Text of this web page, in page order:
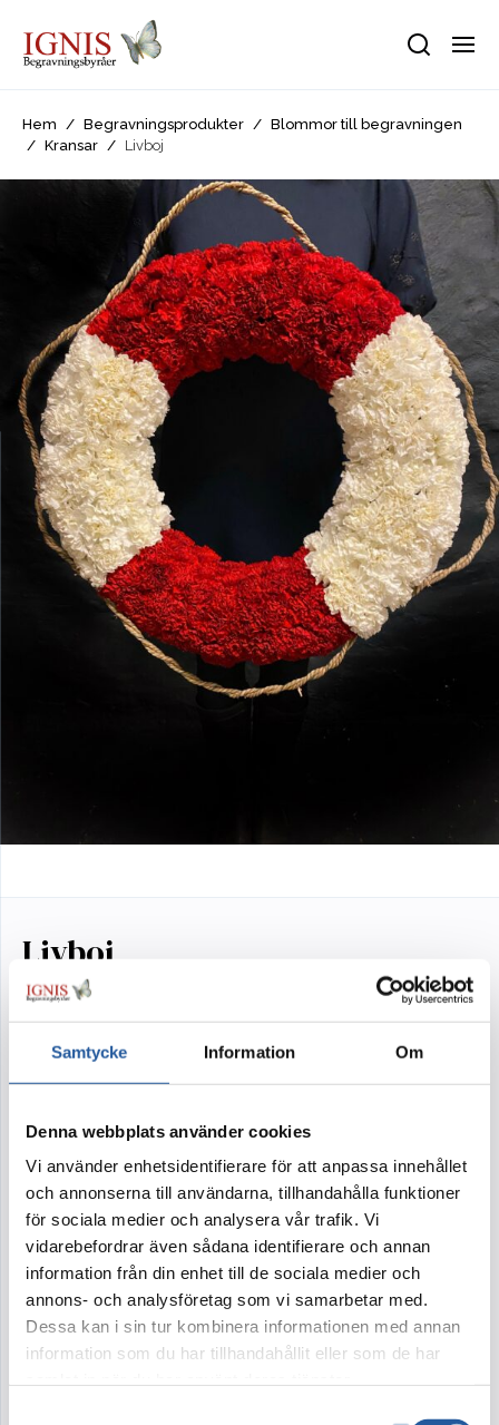
Samtycke Information Om
Denna webbplats använder cookies
Vi använder enhetsidentifierare för att anpassa innehållet
och annonserna till användarna, tillhandahålla funktioner
för sociala medier och analysera vår trafik. Vi
vidarebefordrar även sådana identifierare och annan
information från din enhet till de sociala medier och
annons- och analysföretag som vi samarbetar med.
Dessa kan i sin tur kombinera informationen med annan
information som du har tillhandahållit eller som de har
Hem / Begravningsprodukter /
Blommor till begravningen
/
Kransar / Livboj
Livboj
Artikelnr:
Rundbunden krans 55 cm
Tillval
Band
350:-
Kort
20:-
4.500 kr